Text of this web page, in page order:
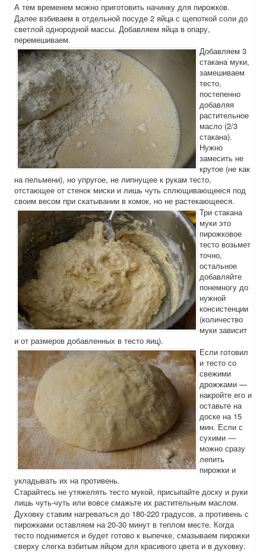
А тем временем можно приготовить начинку для пирожков.
Далее взбиваем в отдельной посуде 2 яйца с щепоткой соли до
светлой однородной массы. Добавляем яйца в опару,
перемешиваем.
Добавляем 3
стакана муки,
замешиваем
тесто,
постепенно
добавляя
растительное
масло (2/3
стакана).
Нужно
замесить не
крутое (не как
на пельмени), но упругое, не липнущее к рукам тесто,
отстающее от стенок миски и лишь чуть сплющивающееся под
своим весом при скатывании в комок, но не растекающееся.
Три стакана
муки это
пирожковое
тесто возьмет
точно,
остальное
добавляйте
понемногу до
нужной
консистенции
(количество
муки зависит
и от размеров добавленных в тесто яиц).
Если готовил
и тесто со
свежими
дрожжами —
накройте его и
оставьте на
доске на 15
мин. Если с
сухими —
можно сразу
лепить
пирожки и
укладывать их на противень.
Старайтесь не утяжелять тесто мукой, присыпайте доску и руки
лишь чуть-чуть или вовсе смажьте их растительным маслом.
Духовку ставим нагреваться до 180-220 градусов, а противень с
пирожками оставляем на 20-30 минут в теплом месте. Когда
тесто поднимется и будет готово к выпечке, смазываем пирожки
сверху слегка взбитым яйцом для красивого цвета и в духовку.